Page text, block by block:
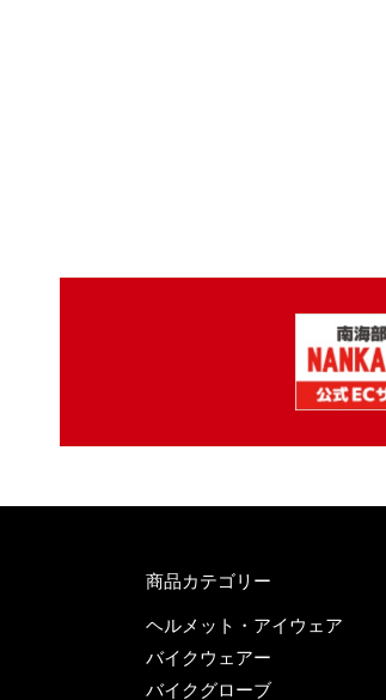
商品カテゴリー
ヘルメット・アイウェア
バイクウェアー
バイクグローブ